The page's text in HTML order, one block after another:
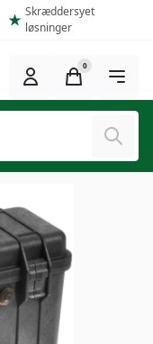
Skræddersyet
løsninger
Søg
0